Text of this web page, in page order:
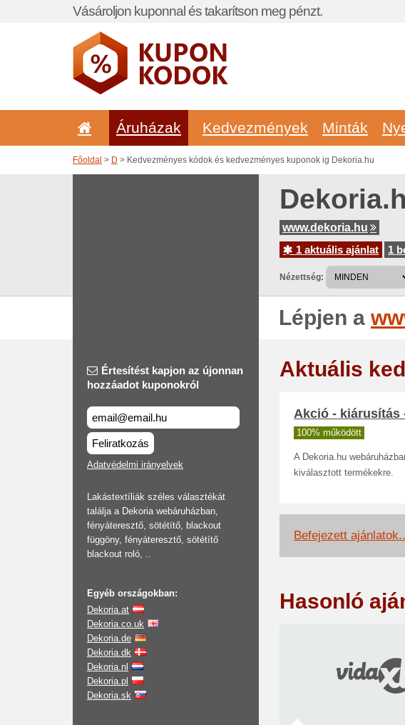
Vásároljon kuponnal és takarítson meg pénzt.
Áruházak Kedvezmények Minták
Főoldal > D > Kedvezményes kódok és kedvezményes kuponok ig Dekoria.hu
www.dekoria.hu
1 aktuális ajánlat
1
Nézettség:
Lépjen a
Értesítést kapjon az újonnan
hozzáadot kuponokról
Feliratkozás
Adatvédelmi irányelvek
Lakástextíliák széles választékát
találja a Dekoria webáruházban,
fényáteresztő, sötétítő, blackout
függöny, fényáteresztő, sötétítő
blackout roló, ..
Egyéb országokban:
Dekoria.at
Dekoria.co.uk
Dekoria.de
Dekoria.dk
Dekoria.nl
Dekoria.pl
Dekoria.sk
Aktuális
Akció - kiárusítás
100% működött
A Dekoria.hu
kiválasztott termékekre.
Befejezett
Hasonló